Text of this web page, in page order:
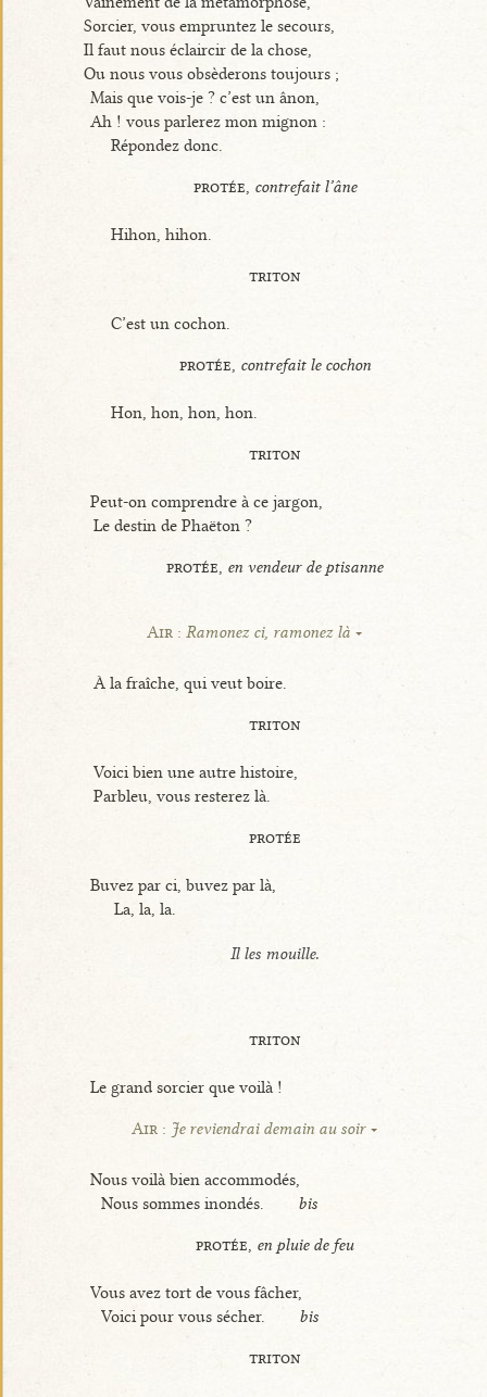
Sorcier, vous empruntez le secours,
Il faut nous éclaircir de la chose,
Ou nous vous obsèderons toujours ;
Mais que vois-je ? c’est un ânon,
Ah ! vous parlerez mon mignon :
Répondez donc.
protée, contrefait l’âne
Hihon, hihon.
triton
C’est un cochon.
protée, contrefait le cochon
Hon, hon, hon, hon.
triton
Peut-on comprendre à ce jargon,
Le destin de Phaëton ?
protée, en vendeur de ptisanne
Air : Ramonez ci, ramonez là
À la fraîche, qui veut boire.
triton
Voici bien une autre histoire,
Parbleu, vous resterez là.
protée
Buvez par ci, buvez par là,
La, la, la.
Il les mouille.
triton
Le grand sorcier que voilà !
Air : Je reviendrai demain au soir
Nous voilà bien accommodés,
Nous sommes inondés.
bis
protée, en pluie de feu
Vous avez tort de vous fâcher,
Voici pour vous sécher.
bis
triton